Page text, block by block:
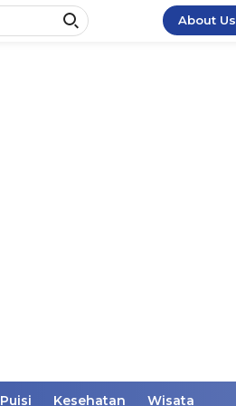
About Us
Puisi Kesehatan Wisata